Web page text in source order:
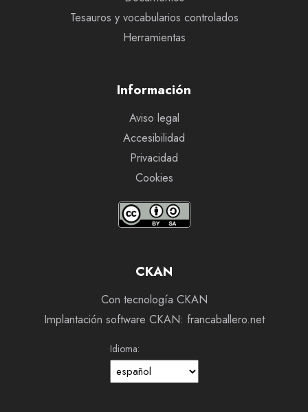
Tesauros y vocabularios controlados
Herramientas
Información
Aviso legal
Accesibilidad
Privacidad
Cookies
CKAN
Con tecnología CKAN
Implantación software CKAN: francaballero.net
Idioma